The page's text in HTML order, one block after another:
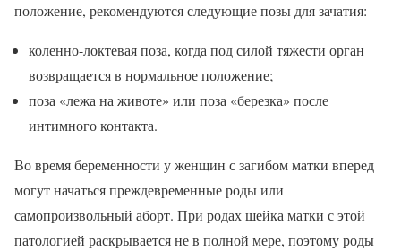
положение, рекомендуются следующие позы для зачатия:
коленно-локтевая поза, когда под силой тяжести орган
возвращается в нормальное положение;
поза «лежа на животе» или поза «березка» после
интимного контакта.
Во время беременности у женщин с загибом матки вперед
могут начаться преждевременные роды или
самопроизвольный аборт. При родах шейка матки с этой
патологией раскрывается не в полной мере, поэтому роды